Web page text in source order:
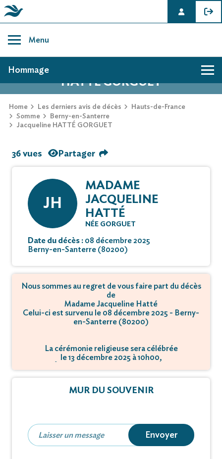
content
Menu
AVIS DE DÉCÈS DE JACQUELINE
HATTÉ GORGUET
Home Les derniers avis de décès
Hauts-de-France
Somme
Berny-en-Santerre
Jacqueline HATTÉ GORGUET
Hommage
36 vues Partager
JH
MADAME
JACQUELINE
HATTÉ
NÉE GORGUET
Date du décès : 08 décembre 2025
Berny-en-Santerre (80200)
Nous sommes au regret de vous faire part du décès
de
Madame Jacqueline Hatté
Celui-ci est survenu le 08 décembre 2025 - Berny-
en-Santerre (80200)
La cérémonie religieuse sera célébrée
le 13 décembre 2025 à 10h00,
MUR DU SOUVENIR
Envoyer